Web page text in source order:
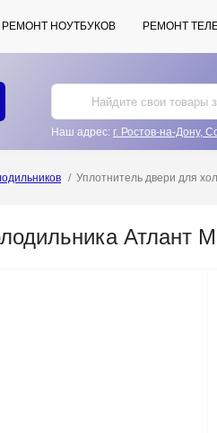
РЕМОНТ НОУТБУКОВ РЕМОНТ
Наш адрес: г. Ростов-на-Дону,
Уплотнитель двери для
Атлант